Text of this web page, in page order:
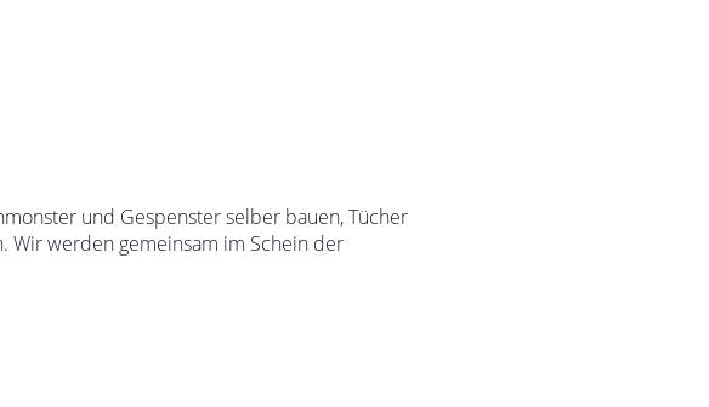
und Gespenster selber bauen, Tücher
Wir werden gemeinsam im Schein der